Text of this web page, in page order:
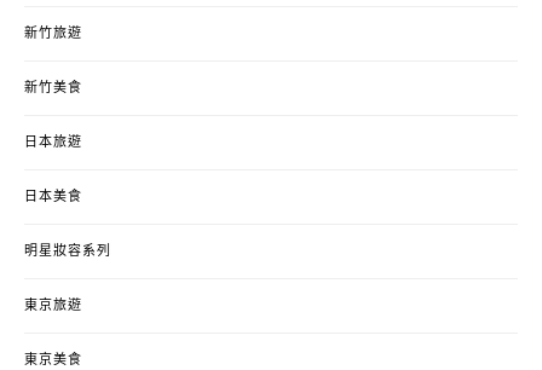
新竹旅遊
新竹美食
日本旅遊
日本美食
明星妝容系列
東京旅遊
東京美食